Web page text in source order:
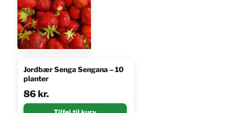
Jordbær Senga Sengana – 10
planter
86kr.